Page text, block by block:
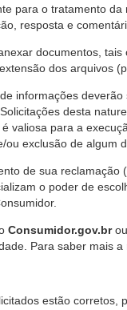
para o tratamento
resposta e
documentos,
dos arquivos
informações
desta
valiosa para a
exclusão de algum
de sua reclamação (
o poder de
Consumidor.gov.brou
Para saber mais
estão